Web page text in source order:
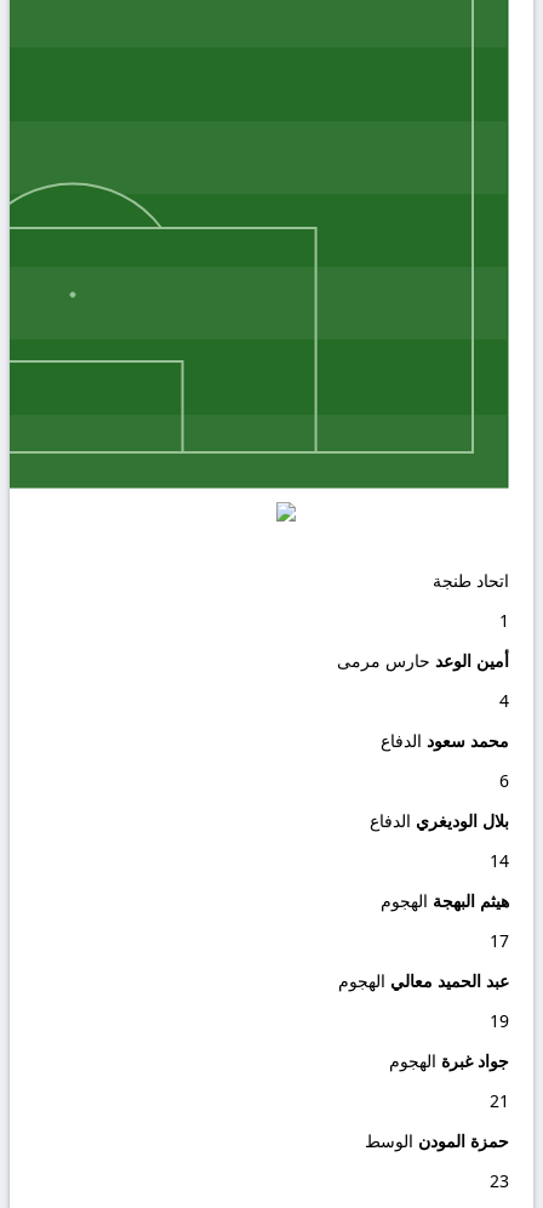
اتحاد طنجة
1
أمين الوعد حارس مرمى
4
محمد سعود الدفاع
6
بلال الوديغري الدفاع
14
هيثم البهجة الهجوم
17
عبد الحميد معالي الهجوم
19
جواد غبرة الهجوم
21
حمزة المودن الوسط
23